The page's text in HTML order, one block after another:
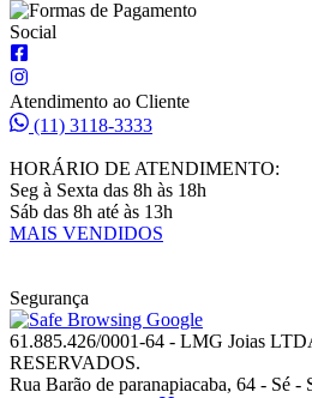
Social
Atendimento ao Cliente
(11) 3118-3333
HORÁRIO DE ATENDIMENTO:
Seg à Sexta das 8h às 18h
Sáb das 8h até às 13h
MAIS VENDIDOS
Segurança
61.885.426/0001-64 - LMG Joias
RESERVADOS.
Rua Barão de paranapiacaba, 64 - Sé -